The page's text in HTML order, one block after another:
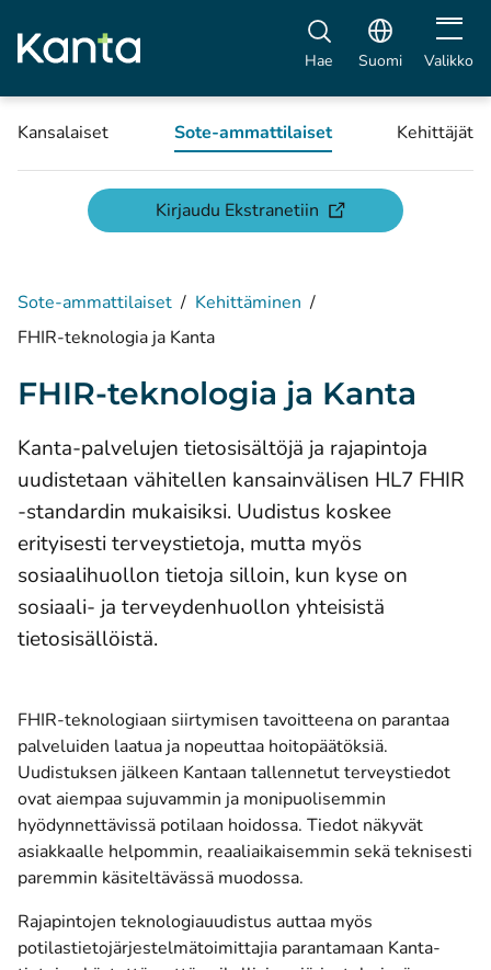
Hae Suomi Avaa
Valikko
Kansalaiset Sote-ammattilaiset Kehittäjät
Kirjaudu Ekstranetiin(avautuu uuteen
Sote-ammattilaiset / Kehittäminen /
FHIR-teknologia ja Kanta
FHIR-teknologia ja Kanta
Kanta-palvelujen tietosisältöjä ja rajapintoja
uudistetaan vähitellen kansainvälisen HL7 FHIR
-standardin mukaisiksi. Uudistus koskee
erityisesti terveystietoja, mutta myös
sosiaalihuollon tietoja silloin, kun kyse on
sosiaali- ja terveydenhuollon yhteisistä
tietosisällöistä.
FHIR-teknologiaan siirtymisen tavoitteena on parantaa
palveluiden laatua ja nopeuttaa hoitopäätöksiä.
Uudistuksen jälkeen Kantaan tallennetut terveystiedot
ovat aiempaa sujuvammin ja monipuolisemmin
hyödynnettävissä potilaan hoidossa. Tiedot näkyvät
asiakkaalle helpommin, reaaliaikaisemmin sekä teknisesti
paremmin käsiteltävässä muodossa.
Rajapintojen teknologiauudistus auttaa myös
potilastietojärjestelmätoimittajia parantamaan Kanta-